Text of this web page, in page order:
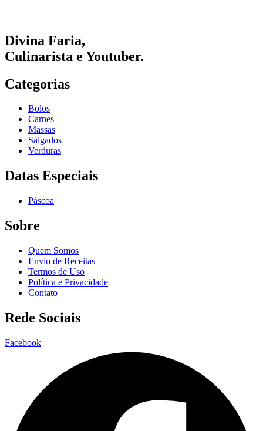
Divina Faria,
Culinarista e Youtuber.
Categorias
Bolos
Carnes
Massas
Salgados
Verduras
Datas Especiais
Páscoa
Sobre
Quem Somos
Envio de Receitas
Termos de Uso
Política e Privacidade
Contato
Rede Sociais
Facebook